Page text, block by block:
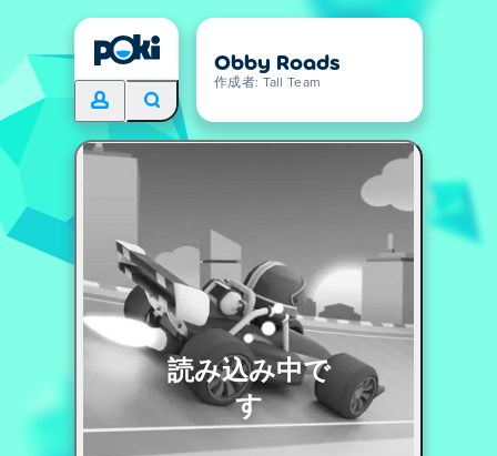
Obby Roads
作成者: Tall Team
読み込み中で
す